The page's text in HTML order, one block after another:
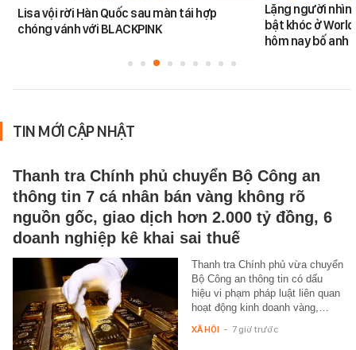
Lisa vội rời Hàn Quốc sau màn tái hợp
chóng vánh với BLACKPINK
Lặng người nhìn
bật khóc ở
hôm nay bố anh
TIN MỚI CẬP NHẬT
Thanh tra Chính phủ chuyển Bộ Công an
thông tin 7 cá nhân bán vàng không rõ
nguồn gốc, giao dịch hơn 2.000 tỷ đồng, 6
doanh nghiệp kê khai sai thuế
Thanh tra Chính phủ vừa chuyển
Bộ Công an thông tin có dấu
hiệu vi phạm pháp luật liên quan
hoạt động kinh doanh vàng,…
XÃ HỘI - 7 giờ trước